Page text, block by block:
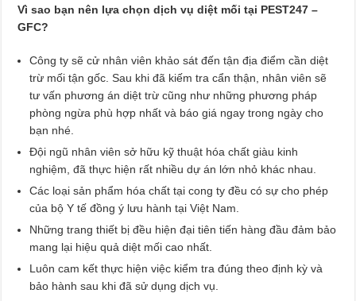
Vì sao bạn nên lựa chọn dịch vụ diệt mối tại PEST247 –
GFC?
Công ty sẽ cử nhân viên khảo sát đến tận địa điểm cần diệt
trừ mối tận gốc. Sau khi đã kiếm tra cẩn thận, nhân viên sẽ
tư vấn phương án diệt trừ cũng như những phương pháp
phòng ngừa phù hợp nhất và báo giá ngay trong ngày cho
bạn nhé.
Đội ngũ nhân viên sở hữu kỹ thuật hóa chất giàu kinh
nghiệm, đã thực hiện rất nhiều dự án lớn nhỏ khác nhau.
Các loại sản phẩm hóa chất tại cong ty đều có sự cho phép
của bộ Y tế đồng ý lưu hành tại Việt Nam.
Những trang thiết bị đều hiện đại tiên tiến hàng đầu đảm bảo
mang lại hiệu quả diệt mối cao nhất.
Luôn cam kết thực hiện việc kiểm tra đúng theo định kỳ và
bảo hành sau khi đã sử dụng dịch vụ.